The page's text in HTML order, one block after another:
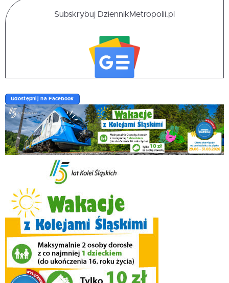
Subskrybuj DziennikMetropolii.pl
Udostępnij na Facebook